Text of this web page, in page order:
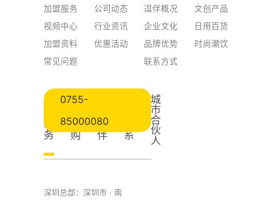
加盟服务
视频中心
加盟资料
常见问题
公司动态
行业资讯
优惠活动
逗伴概况
企业文化
品牌优势
联系方式
文创产品
日用百货
时尚潮饮
事
务
工
采
购
逗
伴
系
城
市
合
伙
人
0755-
85000080
深圳总部：深圳市 · 南